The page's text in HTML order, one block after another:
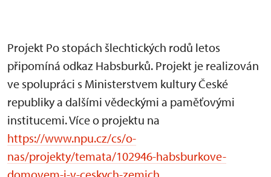
Projekt Po stopách šlechtických rodů letos
připomíná odkaz Habsburků. Projekt je realizován
ve spolupráci s Ministerstvem kultury České
republiky a dalšími vědeckými a paměťovými
institucemi. Více o projektu na
https://www.npu.cz/cs/o-
nas/projekty/temata/102946-habsburkove-